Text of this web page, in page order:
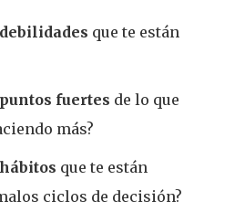
debilidades que te están
puntos fuertes de lo que
más?
hábitos que te están
ciclos de decisión?